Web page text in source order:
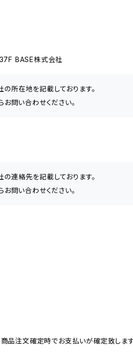
BASE株式会社
所在地を記載しております。
お問い合わせください。
連絡先を記載しております。
お問い合わせください。
品注文確定時でお支払いが確定致します